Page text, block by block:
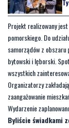
Projekt realizowany
pomorskiego. Do
samorządów z
bytowski i lęborski.
wszystkich
Organizatorzy
zaangażowanie
Wydarzenie
Byliście świadkami